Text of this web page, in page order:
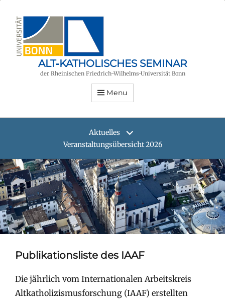
ALT‑KATHOLISCHES SEMINAR
der Rheinischen Friedrich-Wilhelms-Universität Bonn
Menu
Aktuelles
Veranstaltungsübersicht 2026
Publikationsliste des IAAF
Die jährlich vom Internationalen Arbeitskreis
Altkatholizismusforschung (IAAF) erstellten